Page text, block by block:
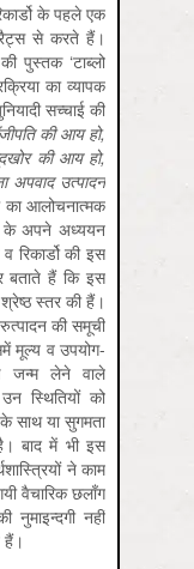
के पहले एक
से करते हैं।
पुस्तक ‘टाब्लो
का व्यापक
सच्चाई की
कीआयहो,
कीआय हो,
अपवाद उत्पादन
का आलोचनात्मक
के अपने अध्ययन
की इस
बताते हैं कि इस
स्तर की हैं।
की समूची
मूल्य व उपयोग-
जन्म लेने वाले
स्थितियों को
साथ या सुगमता
बाद में भी इस
ने काम
वैचारिक छलाँग
नहीं